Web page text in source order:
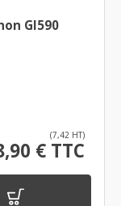
GI590
(7,42 HT)
€ TTC